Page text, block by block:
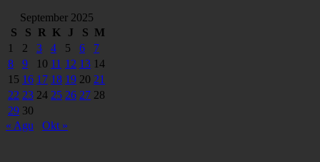
September 2025
S
S R K J S M
1
2 3 4 5 6
7
8
9 10 11 12 13 14
15 16 17 18 19 20 21
22 23 24 25 26 27 28
29 30
« Agu
Okt »